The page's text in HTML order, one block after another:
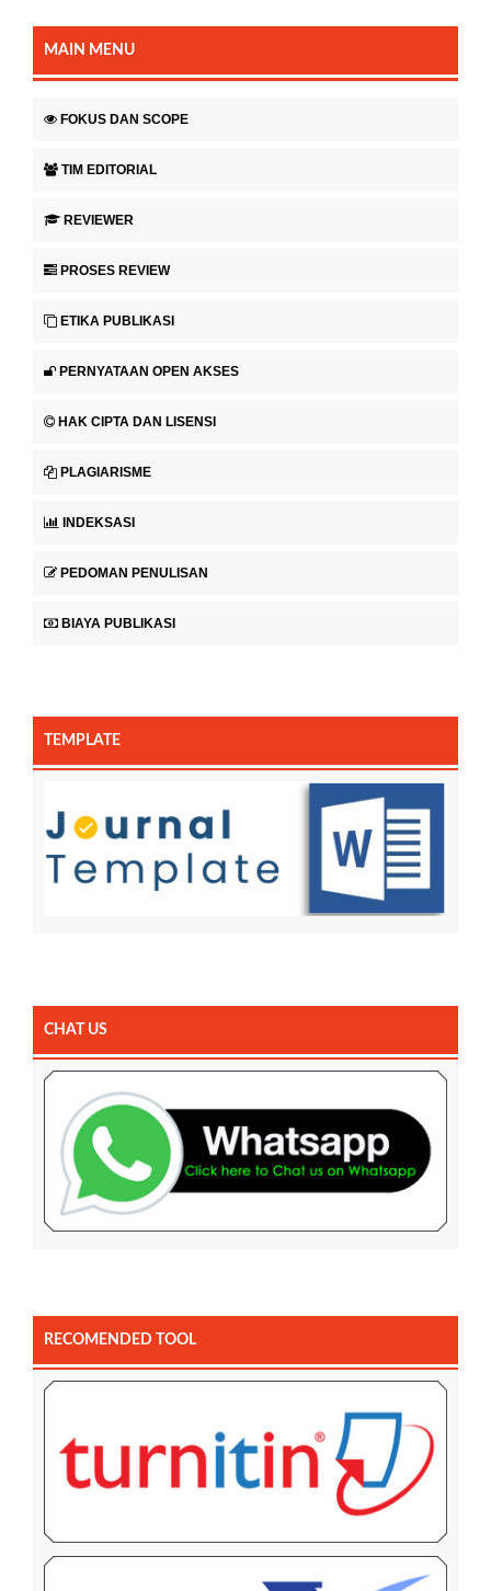
MAIN MENU
FOKUS DAN SCOPE
TIM EDITORIAL
REVIEWER
PROSES REVIEW
ETIKA PUBLIKASI
PERNYATAAN OPEN AKSES
HAK CIPTA DAN LISENSI
PLAGIARISME
INDEKSASI
PEDOMAN PENULISAN
BIAYA PUBLIKASI
TEMPLATE
CHAT US
RECOMENDED TOOL